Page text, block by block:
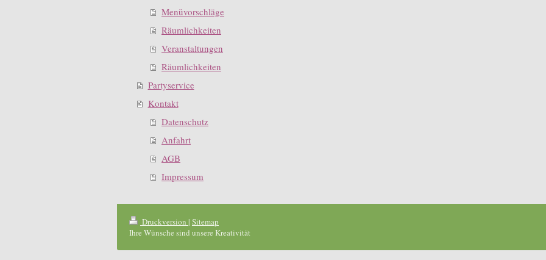
Menüvorschläge
Räumlichkeiten
Veranstaltungen
Räumlichkeiten
Partyservice
Kontakt
Datenschutz
Anfahrt
AGB
Impressum
Druckversion | Sitemap
Ihre Wünsche sind unsere Kreativität